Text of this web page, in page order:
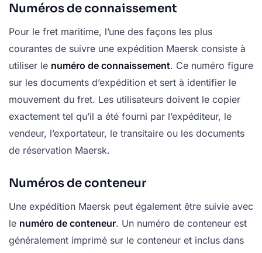
Numéros de connaissement
Pour le fret maritime, l’une des façons les plus
courantes de suivre une expédition Maersk consiste à
utiliser le numéro de connaissement. Ce numéro figure
sur les documents d’expédition et sert à identifier le
mouvement du fret. Les utilisateurs doivent le copier
exactement tel qu’il a été fourni par l’expéditeur, le
vendeur, l’exportateur, le transitaire ou les documents
de réservation Maersk.
Numéros de conteneur
Une expédition Maersk peut également être suivie avec
le numéro de conteneur. Un numéro de conteneur est
généralement imprimé sur le conteneur et inclus dans